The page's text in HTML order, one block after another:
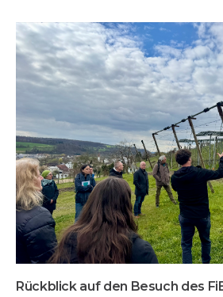
Rückblick auf den Besuch des